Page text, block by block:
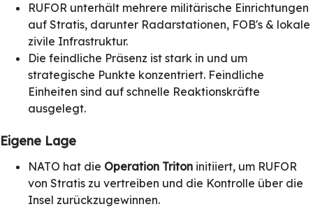
RUFOR unterhält mehrere militärische Einrichtungen
auf Stratis, darunter Radarstationen, FOB's & lokale
zivile Infrastruktur.
Die feindliche Präsenz ist stark in und um
strategische Punkte konzentriert. Feindliche
Einheiten sind auf schnelle Reaktionskräfte
ausgelegt.
Eigene Lage
NATO hat die Operation Triton initiiert, um RUFOR
von Stratis zu vertreiben und die Kontrolle über die
Insel zurückzugewinnen.